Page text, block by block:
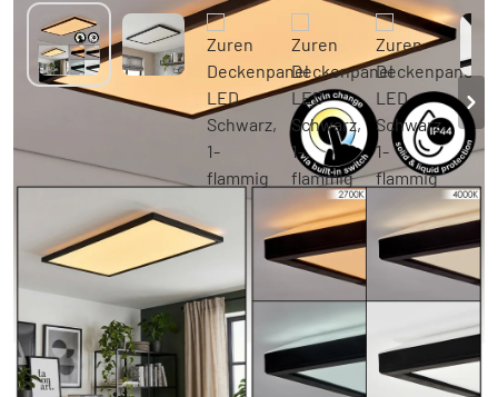
Zuren Deckenpanel LED Schwarz, 1-
flammig
-28% 49,99 €
Sie sparen20,00 € UVP: 69,99 €